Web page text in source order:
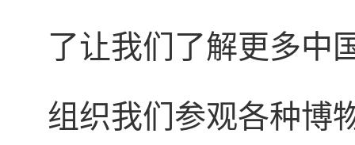
了让我们了解更多中
组织我们参观各种博